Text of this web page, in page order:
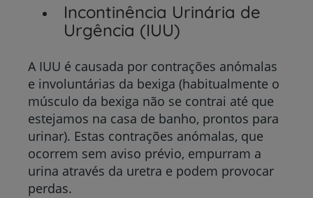
Incontinência Urinária de
Urgência (IUU)
A IUU é causada por contrações anómalas
e involuntárias da bexiga (habitualmente o
músculo da bexiga não se contrai até que
estejamos na casa de banho, prontos para
urinar). Estas contrações anómalas, que
ocorrem sem aviso prévio, empurram a
urina através da uretra e podem provocar
perdas.